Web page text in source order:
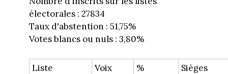
électorales : 27834
Taux d'abstention : 51,75%
Votes blancs ou nuls : 3,80%
Liste
Voix
%
Sièges